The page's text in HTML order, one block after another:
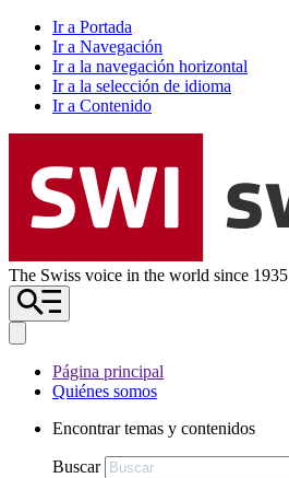
Ir a Portada
Ir a Navegación
Ir a la navegación horizontal
Ir a la selección de idioma
Ir a Contenido
The Swiss voice in the world since 1935
Página principal
Quiénes somos
Encontrar temas y contenidos
Buscar